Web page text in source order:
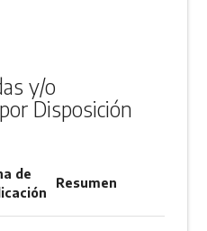
y/o
Disposición
de
Resumen